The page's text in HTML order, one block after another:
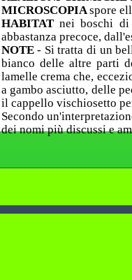
MICROSCOPIAspore
HABITAT nei boschi di
abbastanza precoce,
NOTE- Si tratta di un
bianco delle altre parti
lamelle crema che,
a gambo asciutto, delle
il cappello vischiosetto
Secondo
dei nomi più discussi e